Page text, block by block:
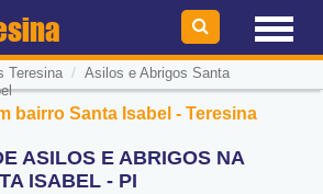
Teresina/ Asilos e Abrigos Santa
bairro Santa Isabel - Teresina
ASILOS E ABRIGOS NA
ISABEL - PI